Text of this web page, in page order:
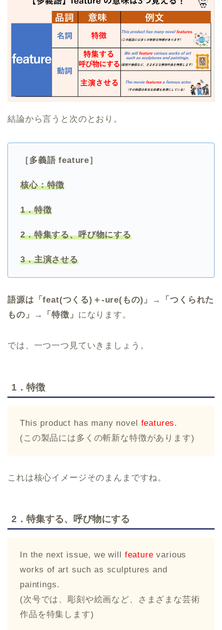
結論から言うと次のとおり。
［多義語 feature］
核心：特徴
1．特徴
2．特集する、呼び物にする
3．主演させる
語源は「feat(つくる)＋-ure(もの)」→「つくられた
もの」→「特徴」 になります。
では、一つ一つ見ていきましょう。
1．特徴
This product has many novel features.
(この製品には多くの斬新な特徴があります)
これは核心イメージそのまんまですね。
2．特集する、呼び物にする
In the next issue, we will feature various
works of art such as sculptures and
paintings.
(次号では、彫刻や絵画など、さまざまな芸術
作品を特集します)